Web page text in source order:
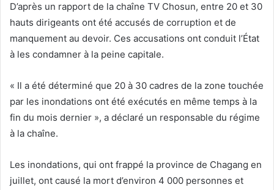
D’après un rapport de la chaîne TV Chosun, entre 20 et 30
hauts dirigeants ont été accusés de corruption et de
manquement au devoir. Ces accusations ont conduit l’État
à les condamner à la peine capitale.
« Il a été déterminé que 20 à 30 cadres de la zone touchée
par les inondations ont été exécutés en même temps à la
fin du mois dernier », a déclaré un responsable du régime
à la chaîne.
Les inondations, qui ont frappé la province de Chagang en
juillet, ont causé la mort d’environ 4 000 personnes et